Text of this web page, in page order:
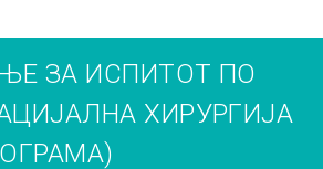
ЗА ИСПИТОТ ПО
ХИРУРГИЈА